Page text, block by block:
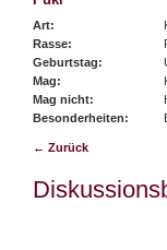
Art:
Rasse:
Geburtstag:
Mag:
Mag nicht:
Besonderheiten:
← Zurück